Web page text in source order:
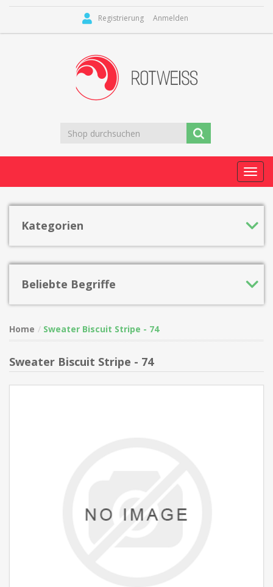
Registrierung Anmelden
Kategorien
Beliebte Begriffe
Home Sweater Biscuit Stripe - 74
Sweater Biscuit Stripe - 74